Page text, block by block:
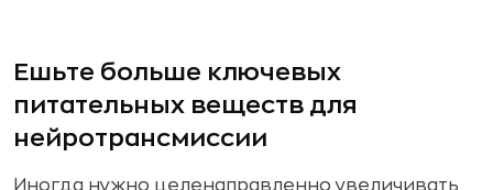
Ешьте больше ключевых
питательных веществ для
нейротрансмиссии
Иногда нужно целенаправленно увеличивать